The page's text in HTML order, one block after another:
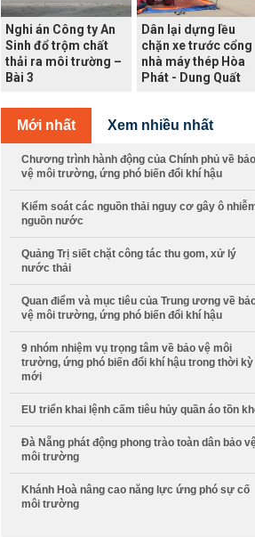
Nghi án Công ty An
Sinh đổ trộm chất
thải ra môi trường –
Bài 3
Dân lại dựng lều
chặn xe trước cổng
nhà máy thép Hòa
Phát - Dung Quất
Mới nhất Xem nhiều nhất
Chương trình hành động của Chính phủ về bảo
vệ môi trường, ứng phó biến đổi khí hậu
Kiểm soát các nguồn thải nguy cơ gây ô
nguồn nước
Quảng Trị siết chặt công tác thu gom, xử lý
nước thải
Quan điểm và mục tiêu của Trung ương về
vệ môi trường, ứng phó biến đổi khí hậu
9 nhóm nhiệm vụ trọng tâm về bảo vệ môi
trường, ứng phó biến đổi khí hậu trong thời kỳ
mới
EU triển khai lệnh cấm tiêu hủy quần áo tồn
Đà Nẵng phát động phong trào toàn dân bảo
môi trường
Khánh Hoà nâng cao năng lực ứng phó sự cố
môi trường